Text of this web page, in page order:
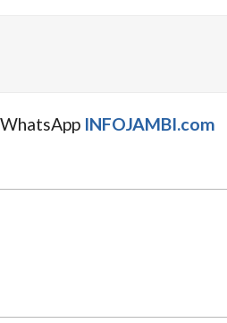
INFOJAMBI.com